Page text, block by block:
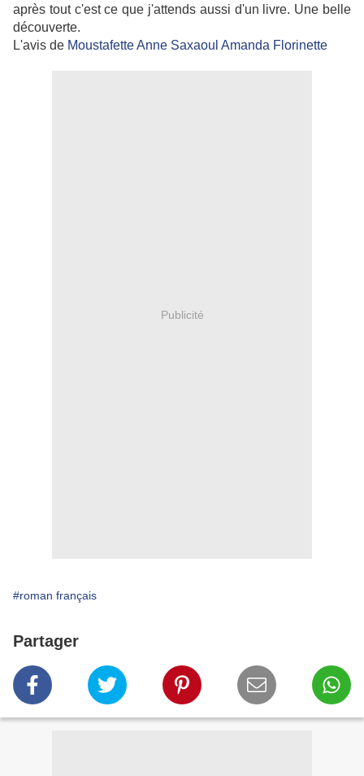
après tout c'est ce que j'attends aussi d'un livre. Une belle
découverte.
L'avis de MoustafetteAnne Saxaoul Amanda Florinette
Publicité
#roman français
Partager